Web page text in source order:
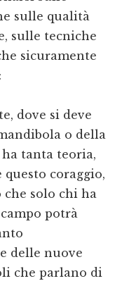
sulle qualità
sulle tecniche
sicuramente
dove si deve
o della
ha tanta teoria,
questo coraggio,
solo chi ha
potrà
delle nuove
che parlano di